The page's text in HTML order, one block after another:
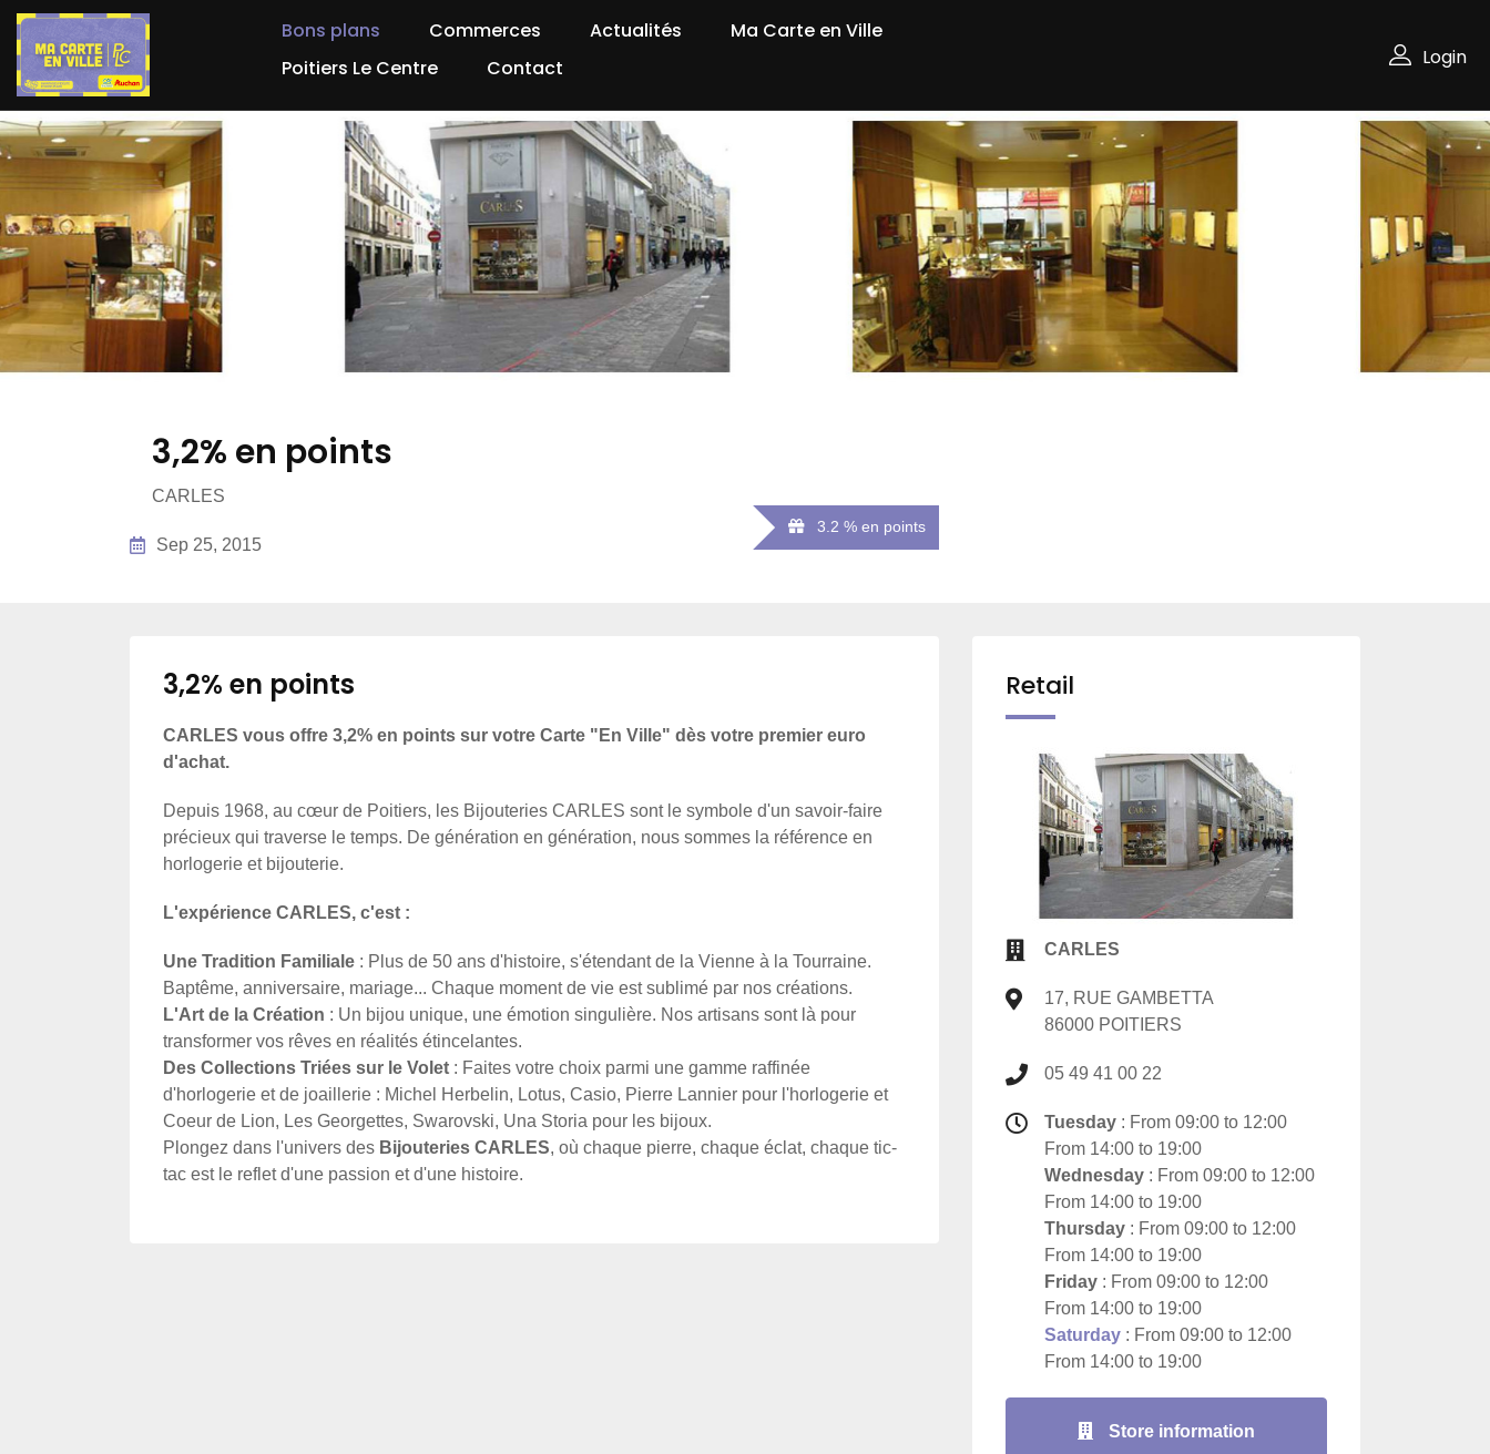
Bons plans Commerces Actualités
Ma Carte en Ville
Poitiers Le Centre
Contact Login
3,2% en points
CARLES
Sep 25, 2015
3.2 % en points
3,2% en points
CARLES vous offre 3,2% en points sur votre Carte "En Ville" dès votre premier euro
d'achat.
Depuis 1968, au cœur de Poitiers, les Bijouteries CARLES sont le symbole d'un savoir-faire
précieux qui traverse le temps. De génération en génération, nous sommes la référence en
horlogerie et bijouterie.
L'expérience CARLES, c'est :
Une Tradition Familiale : Plus de 50 ans d'histoire, s'étendant de la Vienne à la Tourraine.
Baptême, anniversaire, mariage... Chaque moment de vie est sublimé par nos créations.
L'Art de la Création : Un bijou unique, une émotion singulière. Nos artisans sont là pour
transformer vos rêves en réalités étincelantes.
Des Collections Triées sur le Volet : Faites votre choix parmi une gamme raffinée
d'horlogerie et de joaillerie : Michel Herbelin, Lotus, Casio, Pierre Lannier pour l'horlogerie et
Coeur de Lion, Les Georgettes, Swarovski, Una Storia pour les bijoux.
Plongez dans l'univers des Bijouteries CARLES, où chaque pierre, chaque éclat, chaque tic-
tac est le reflet d'une passion et d'une histoire.
Retail
CARLES
17, RUE GAMBETTA
86000 POITIERS
05 49 41 00 22
Tuesday : From 09:00 to 12:00
From 14:00 to 19:00
Wednesday : From 09:00 to 12:00
From 14:00 to 19:00
Thursday : From 09:00 to 12:00
From 14:00 to 19:00
Friday : From 09:00 to 12:00
From 14:00 to 19:00
Saturday : From 09:00 to 12:00
From 14:00 to 19:00
Store information